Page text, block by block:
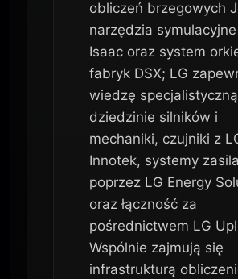
obliczeń brzegowych
narzędzia
Isaac oraz system
fabryk DSX; LG
wiedzę
dziedzinie silników i
mechaniki, czujniki z
Innotek, systemy
poprzez LG Energy
oraz łączność za
pośrednictwem LG
Wspólnie zajmują się
infrastrukturą